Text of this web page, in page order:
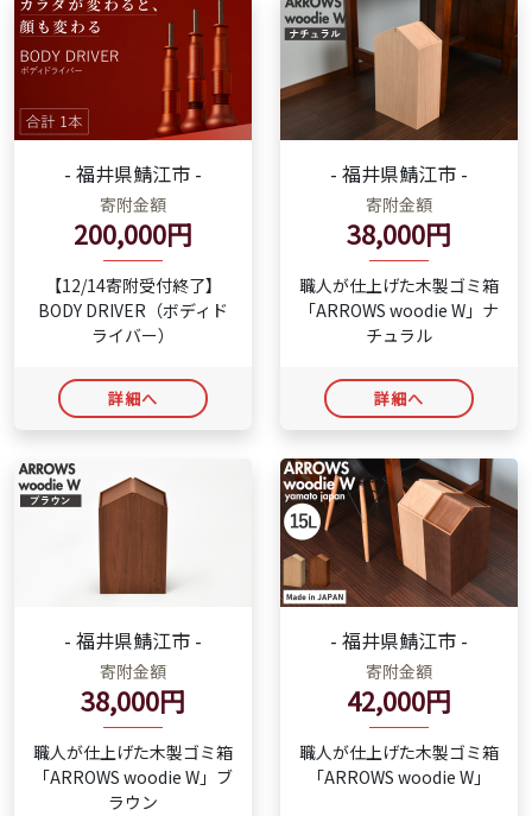
- 福井県鯖江市 -
寄附金額
200,000円
【12/14寄附受付終了】
BODY DRIVER（ボディド
ライバー）
詳細へ
- 福井県鯖江市 -
寄附金額
38,000円
職人が仕上げた木製ゴミ箱
「ARROWS woodie W」ナ
チュラル
詳細へ
- 福井県鯖江市 -
寄附金額
38,000円
職人が仕上げた木製ゴミ箱
「ARROWS woodie W」ブ
ラウン
- 福井県鯖江市 -
寄附金額
42,000円
職人が仕上げた木製ゴミ箱
「ARROWS woodie W」